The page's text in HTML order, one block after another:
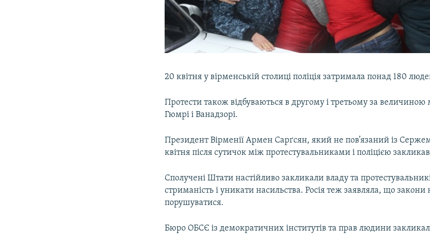
20 квітня у вірменській столиці поліція затримала понад 180
Протести також відбуваються в другому і третьому за величиною
Гюмрі і Ванадзорі.
Президент Вірменії Армен Сарґсян, який не пов’язаний із
квітня після сутичок між протестувальниками і поліцією закликав
Сполучені Штати настійливо закликали владу та
стриманість і уникати насильства. Росія теж заявляла, що закони
порушуватися.
Бюро ОБСЄ із демократичних інститутів та прав людини